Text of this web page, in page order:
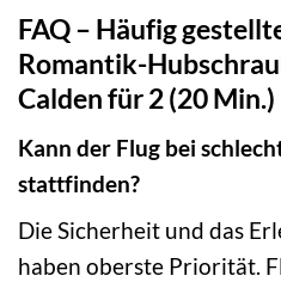
FAQ – Häufig
Romantik-
Calden für 2 (20 Min.)
Kann der Flug bei
stattfinden?
Die Sicherheit und das
haben oberste Priorität.